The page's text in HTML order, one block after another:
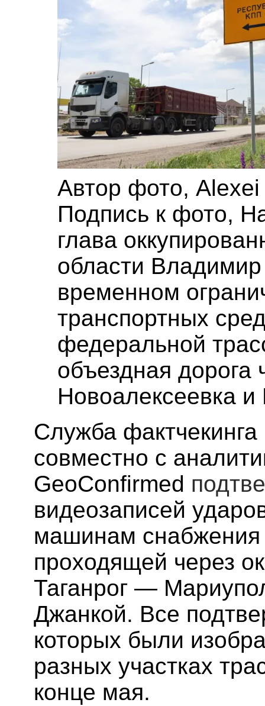
Автор фото, Alexei
Подпись к фото,
глава
области
временном
транспортных
федеральной
объездная дорога
Новоалексеевка и
Служба
совместно с
GeoConfirmed
видеозаписей
машинам снабжения
проходящей через
Таганрог —
Джанкой. Все
которых были
разных участках
конце мая.